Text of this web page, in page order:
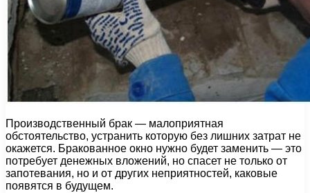
Производственный брак — малоприятная
обстоятельство, устранить которую без лишних затрат не
окажется. Бракованное окно нужно будет заменить — это
потребует денежных вложений, но спасет не только от
запотевания, но и от других неприятностей, каковые
появятся в будущем.